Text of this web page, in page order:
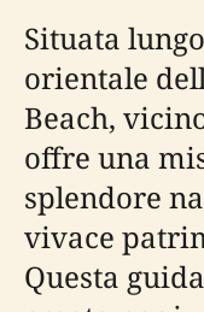
Situata
orientale
Beach,
offre una
splendore
vivace
Questa